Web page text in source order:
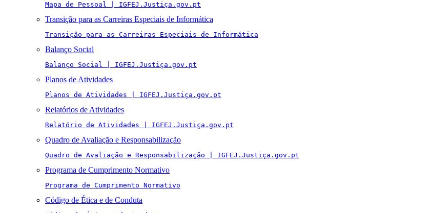
Mapa de Pessoal | IGFEJ.Justiça.gov.pt
Transição para as Carreiras Especiais de Informática
Transição para as Carreiras Especiais de Informática
Balanço Social
Balanço Social | IGFEJ.Justiça.gov.pt
Planos de Atividades
Planos de Atividades | IGFEJ.Justiça.gov.pt
Relatórios de Atividades
Relatório de Atividades | IGFEJ.Justiça.gov.pt
Quadro de Avaliação e Responsabilização
Quadro de Avaliação e Responsabilização | IGFEJ.Justiça.gov.pt
Programa de Cumprimento Normativo
Programa de Cumprimento Normativo
Código de Ética e de Conduta